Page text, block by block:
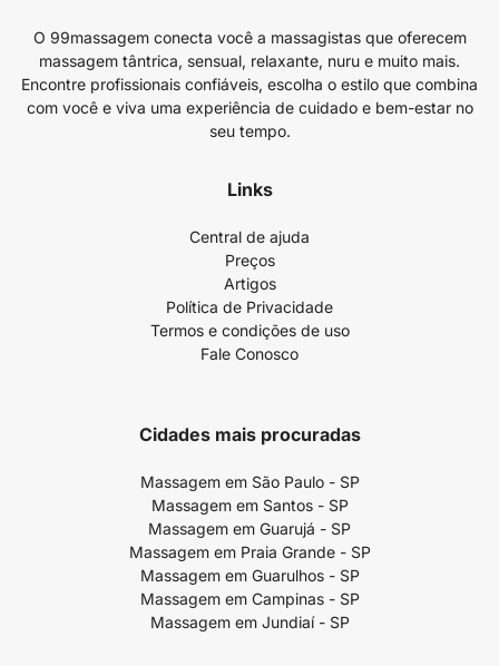
O 99massagem conecta você a massagistas que oferecem
massagem tântrica, sensual, relaxante, nuru e muito mais.
Encontre profissionais confiáveis, escolha o estilo que combina
com você e viva uma experiência de cuidado e bem-estar no
seu tempo.
Links
Central de ajuda
Preços
Artigos
Política de Privacidade
Termos e condições de uso
Fale Conosco
Cidades mais procuradas
Massagem em São Paulo - SP
Massagem em Santos - SP
Massagem em Guarujá - SP
Massagem em Praia Grande - SP
Massagem em Guarulhos - SP
Massagem em Campinas - SP
Massagem em Jundiaí - SP